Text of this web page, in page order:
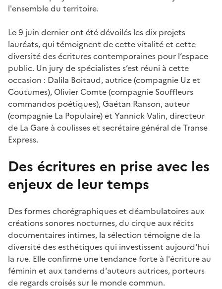
l'ensemble du territoire.
Le 9 juin dernier ont été dévoilés les dix projets
lauréats, qui témoignent de cette vitalité et cette
diversité des écritures contemporaines pour l’espace
public. Un jury de spécialistes s’est réuni à cette
occasion : Dalila Boitaud, autrice (compagnie Uz et
Coutumes), Olivier Comte (compagnie Souffleurs
commandos poétiques), Gaétan Ranson, auteur
(compagnie La Populaire) et Yannick Valin, directeur
de La Gare à coulisses et secrétaire général de Transe
Express.
Des écritures en prise avec les
enjeux de leur temps
Des formes chorégraphiques et déambulatoires aux
créations sonores nocturnes, du cirque aux récits
documentaires intimes, la sélection témoigne de la
diversité des esthétiques qui investissent aujourd'hui
la rue. Elle confirme une tendance forte à l'écriture au
féminin et aux tandems d'auteurs autrices, porteurs
de regards croisés sur le monde commun.